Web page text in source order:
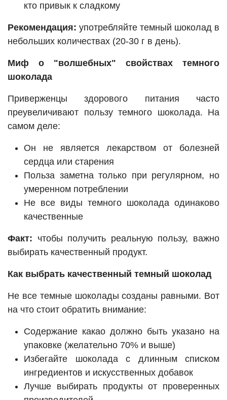
кто привык к сладкому
Рекомендация: употребляйте темный шоколад в
небольших количествах (20-30 г в день).
Миф о "волшебных" свойствах темного
шоколада
Приверженцы здорового питания часто
преувеличивают пользу темного шоколада. На
самом деле:
Он не является лекарством от болезней
сердца или старения
Польза заметна только при регулярном, но
умеренном потреблении
Не все виды темного шоколада одинаково
качественные
Факт: чтобы получить реальную пользу, важно
выбирать качественный продукт.
Как выбрать качественный темный шоколад
Не все темные шоколады созданы равными. Вот
на что стоит обратить внимание:
Содержание какао должно быть указано на
упаковке (желательно 70% и выше)
Избегайте шоколада с длинным списком
ингредиентов и искусственных добавок
Лучше выбирать продукты от проверенных